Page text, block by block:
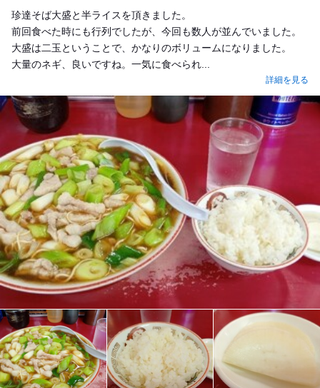
珍達そば大盛と半ライスを頂きました。
前回食べた時にも行列でしたが、今回も数人が並んでいました。
大盛は二玉ということで、かなりのボリュームになりました。
大量のネギ、良いですね。一気に食べられ...
詳細を見る